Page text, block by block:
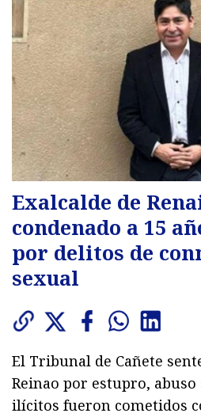
Exalcalde de
condenado a 15
por delitos de
sexual
El Tribunal de Cañete
Reinao por estupro,
ilícitos fueron cometidos